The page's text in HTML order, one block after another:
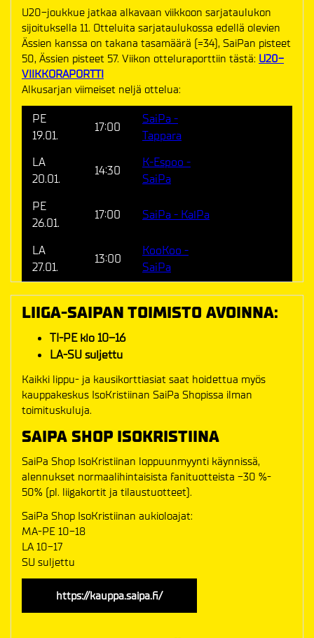
U20-joukkue jatkaa alkavaan viikkoon sarjataulukon
sijoituksella 11. Otteluita sarjataulukossa edellä olevien
Ässien kanssa on takana tasamäärä (=34), SaiPan pisteet
50, Ässien pisteet 57. Viikon otteluraporttiin tästä: U20-
VIIKKORAPORTTI
Alkusarjan viimeiset neljä ottelua:
PE
19.01.
17:00
SaiPa -
Tappara
LA
20.01.
14:30
K-Espoo -
SaiPa
PE
26.01.
17:00 SaiPa - KalPa
LA
27.01.
13:00
KooKoo -
SaiPa
LIIGA-SAIPAN TOIMISTO AVOINNA:
TI-PE klo 10–16
LA-SU suljettu
Kaikki lippu- ja kausikorttiasiat saat hoidettua myös
kauppakeskus IsoKristiinan SaiPa Shopissa ilman
toimituskuluja.
SAIPA SHOP ISOKRISTIINA
SaiPa Shop IsoKristiinan loppuunmyynti käynnissä,
alennukset normaalihintaisista fanituotteista -30 %-
50% (pl. liigakortit ja tilaustuotteet).
SaiPa Shop IsoKristiinan aukioloajat:
MA-PE 10-18
LA 10-17
SU suljettu
https://kauppa.saipa.fi/